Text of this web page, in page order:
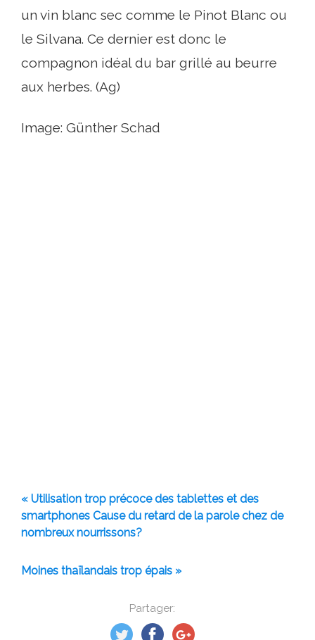
Partager:
un vin blanc sec comme le Pinot Blanc ou
le Silvana. Ce dernier est donc le
compagnon idéal du bar grillé au beurre
aux herbes. (Ag)
Image: Günther Schad
« Utilisation trop précoce des tablettes et des
smartphones Cause du retard de la parole chez de
nombreux nourrissons?
Moines thaïlandais trop épais »